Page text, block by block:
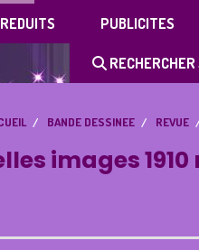
PUBLICITES
BANDE DESSINEE REVUE
images 1910